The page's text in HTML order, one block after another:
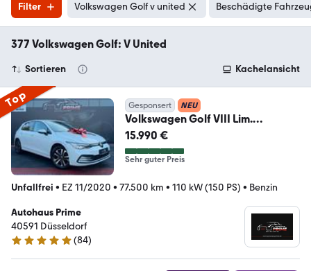
Filter Volkswagen Golf v united Beschädigte
377 Volkswagen Golf: V United
Sortieren Kachelansicht
Top Gesponsert NEU
Volkswagen Golf VIII Lim.
United*Virtual*ACC*Unfallfrei*
15.990 €
Sehr guter Preis
Unfallfrei • EZ 11/2020 • 77.500 km • 110 kW (150 PS) • Benzin
Autohaus Prime
40591 Düsseldorf
4.9 Sterne
(84)